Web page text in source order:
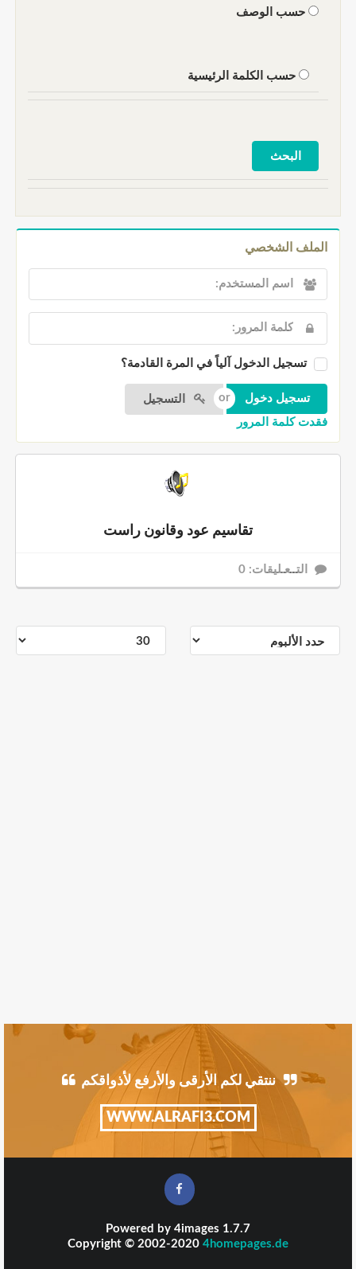
حسب الوصف
حسب الكلمة الرئيسية
الملف الشخصي
تسجيل الدخول آلياً في المرة القادمة؟
التسجيل
فقدت كلمة المرور
تقاسيم عود وقانون راست
التــعـليقات: 0
ننتقي لكم الأرقى والأرفع لأذواقكم
WWW.ALRAFI3.COM
Powered by 4images 1.7.7
Copyright © 2002-2020 4homepages.de